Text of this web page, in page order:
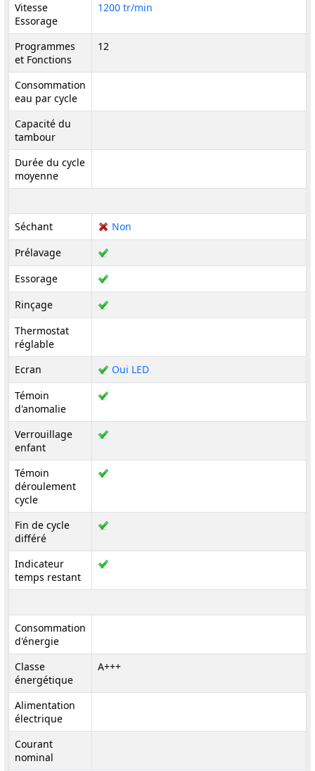
Vitesse
Essorage
1200 tr/min
Programmes
et Fonctions
12
Consommation
eau par cycle
Capacité du
tambour
Durée du cycle
moyenne
Séchant
Non
Prélavage
Essorage
Rinçage
Thermostat
réglable
Ecran
Oui LED
Témoin
d'anomalie
Verrouillage
enfant
Témoin
déroulement
cycle
Fin de cycle
différé
Indicateur
temps restant
Consommation
d'énergie
Classe
énergétique
A+++
Alimentation
électrique
Courant
nominal